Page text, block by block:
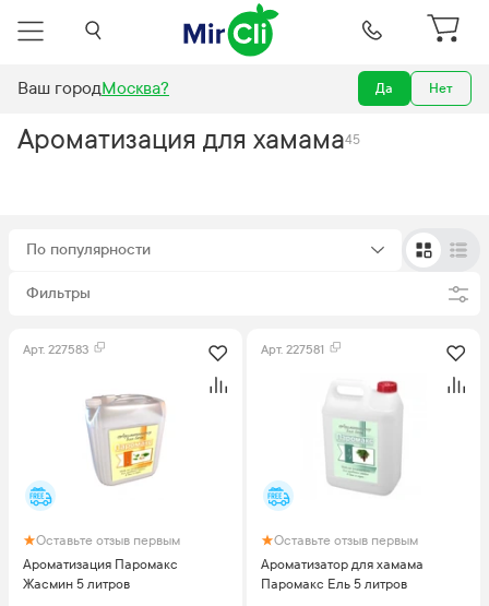
Ваш городМосква? Да Нет
Бани и сауныВсё для хамама Ароматизация
Ароматизация для хамама45
По популярности
Фильтры
Арт. 227583
Оставьте отзыв первым
Ароматизация Паромакс
Жасмин 5 литров
Арт. 227581
Оставьте отзыв первым
Ароматизатор для хамама
Паромакс Ель 5 литров